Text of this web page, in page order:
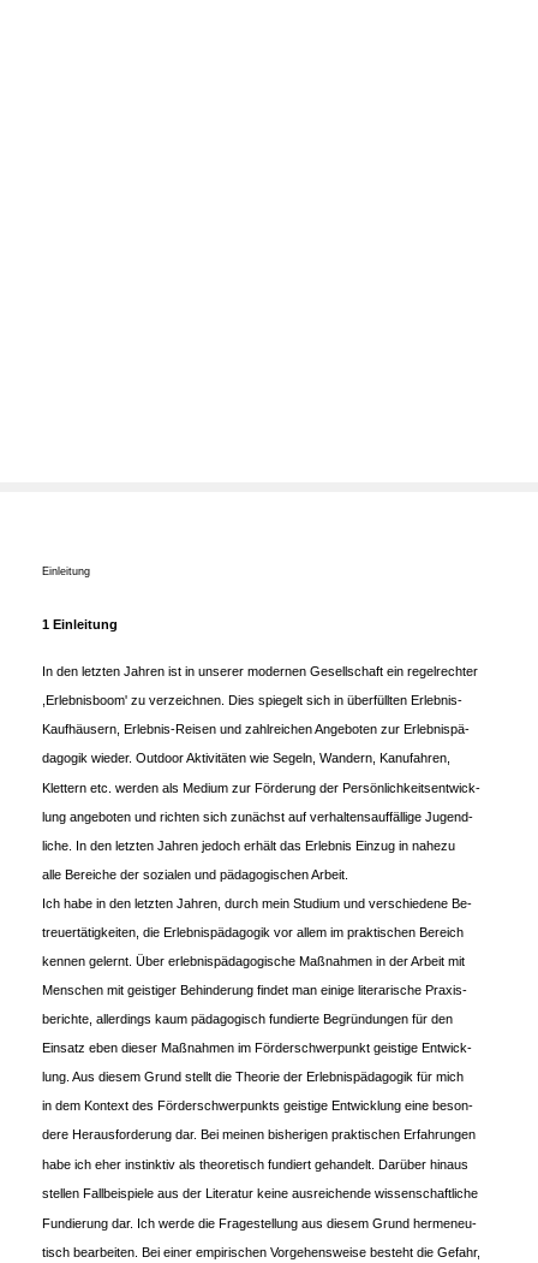
Einleitung
1 Einleitung
In den letzten Jahren ist in unserer modernen Gesellschaft ein regelrechter
,Erlebnisboom' zu verzeichnen. Dies spiegelt sich in überfüllten Erlebnis-
Kaufhäusern, Erlebnis-Reisen und zahlreichen Angeboten zur Erlebnispä-
dagogik wieder. Outdoor Aktivitäten wie Segeln, Wandern, Kanufahren,
Klettern etc. werden als Medium zur Förderung der Persönlichkeitsentwick-
lung angeboten und richten sich zunächst auf verhaltensauffällige Jugend-
liche. In den letzten Jahren jedoch erhält das Erlebnis Einzug in nahezu
alle Bereiche der sozialen und pädagogischen Arbeit.
Ich habe in den letzten Jahren, durch mein Studium und verschiedene Be-
treuertätigkeiten, die Erlebnispädagogik vor allem im praktischen Bereich
kennen gelernt. Über erlebnispädagogische Maßnahmen in der Arbeit mit
Menschen mit geistiger Behinderung findet man einige literarische Praxis-
berichte, allerdings kaum pädagogisch fundierte Begründungen für den
Einsatz eben dieser Maßnahmen im Förderschwerpunkt geistige Entwick-
lung. Aus diesem Grund stellt die Theorie der Erlebnispädagogik für mich
in dem Kontext des Förderschwerpunkts geistige Entwicklung eine beson-
dere Herausforderung dar. Bei meinen bisherigen praktischen Erfahrungen
habe ich eher instinktiv als theoretisch fundiert gehandelt. Darüber hinaus
stellen Fallbeispiele aus der Literatur keine ausreichende wissenschaftliche
Fundierung dar. Ich werde die Fragestellung aus diesem Grund hermeneu-
tisch bearbeiten. Bei einer empirischen Vorgehensweise besteht die Gefahr,